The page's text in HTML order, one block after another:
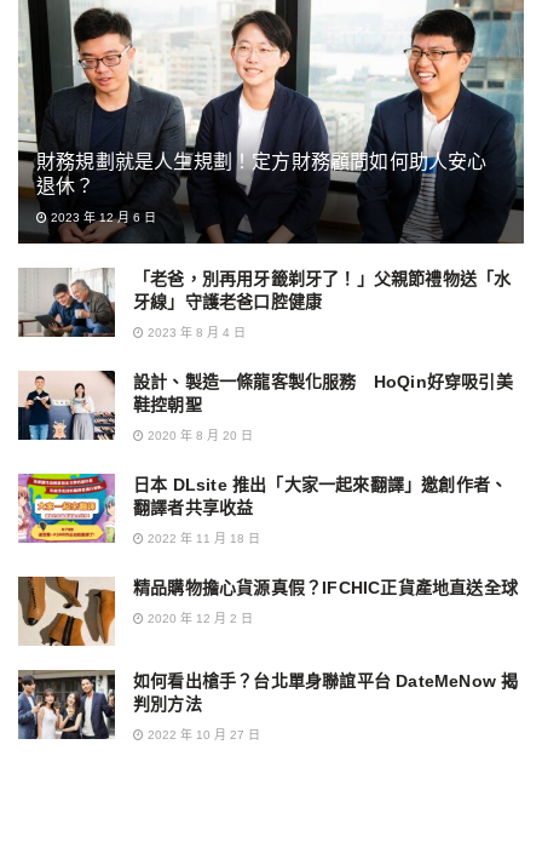
財務規劃就是人生規劃！定方財務顧問如何助人安心
退休？
2023 年 12 月 6 日
「老爸，別再用牙籤剃牙了！」父親節禮物送「水
牙線」守護老爸口腔健康
2023 年 8 月 4 日
設計、製造一條龍客製化服務 HoQin好穿吸引美
鞋控朝聖
2020 年 8 月 20 日
日本 DLsite 推出「大家一起來翻譯」邀創作者、
翻譯者共享收益
2022 年 11 月 18 日
精品購物擔心貨源真假？IFCHIC正貨產地直送全球
2020 年 12 月 2 日
如何看出槍手？台北單身聯誼平台 DateMeNow 揭
判別方法
2022 年 10 月 27 日